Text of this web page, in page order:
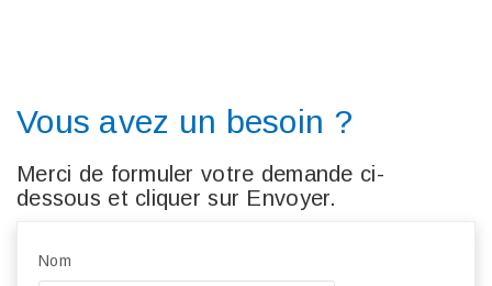
Vous avez un besoin ?
Merci de formuler votre demande ci-
dessous et cliquer sur Envoyer.
Nom